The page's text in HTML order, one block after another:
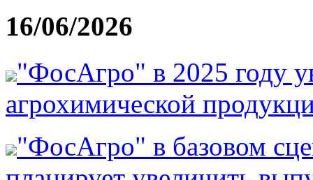
16/06/2026
"ФосАгро" в 2025 году
агрохимической
"ФосАгро" в базовом